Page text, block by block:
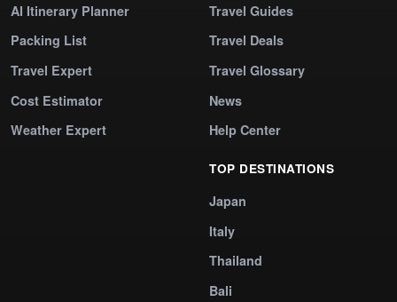
AI Itinerary Planner
Packing List
Travel Expert
Cost Estimator
Weather Expert
Travel Guides
Travel Deals
Travel Glossary
News
Help Center
TOP DESTINATIONS
Japan
Italy
Thailand
Bali